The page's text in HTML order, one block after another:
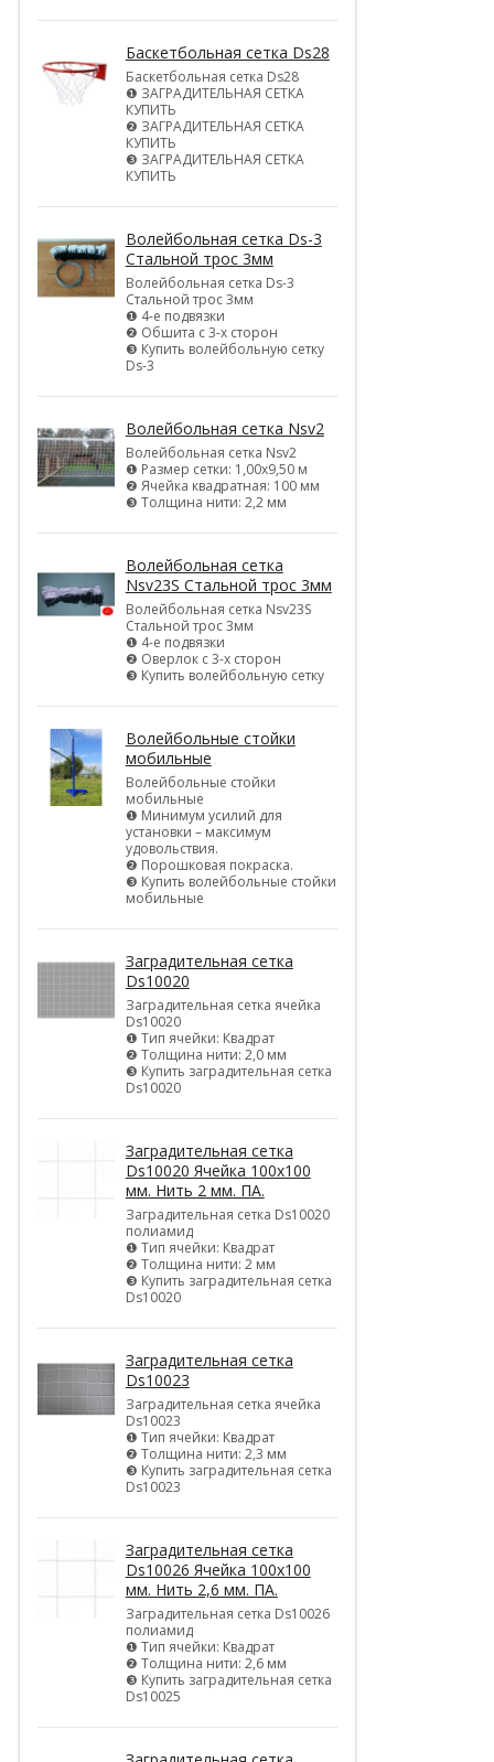
Баскетбольная сетка Ds28
Баскетбольная сетка Ds28
❶ ЗАГРАДИТЕЛЬНАЯ СЕТКА
КУПИТЬ
❷ ЗАГРАДИТЕЛЬНАЯ СЕТКА
КУПИТЬ
❸ ЗАГРАДИТЕЛЬНАЯ СЕТКА
КУПИТЬ
Волейбольная сетка Ds-3
Стальной трос 3мм
Волейбольная сетка Ds-3
Стальной трос 3мм
❶ 4-е подвязки
❷ Обшита с 3-х сторон
❸ Купить волейбольную сетку
Ds-3
Волейбольная сетка Nsv2
Волейбольная сетка Nsv2
❶ Размер сетки: 1,00х9,50 м
❷ Ячейка квадратная: 100 мм
❸ Толщина нити: 2,2 мм
Волейбольная сетка
Nsv23S Стальной трос 3мм
Волейбольная сетка Nsv23S
Стальной трос 3мм
❶ 4-е подвязки
❷ Оверлок с 3-х сторон
❸ Купить волейбольную сетку
Волейбольные стойки
мобильные
Волейбольные стойки
мобильные
❶ Минимум усилий для
установки – максимум
удовольствия.
❷ Порошковая покраска.
❸ Купить волейбольные стойки
мобильные
Заградительная сетка
Ds10020
Заградительная сетка ячейка
Ds10020
❶ Тип ячейки: Квадрат
❷ Толщина нити: 2,0 мм
❸ Купить заградительная сетка
Ds10020
Заградительная сетка
Ds10020 Ячейка 100х100
мм. Нить 2 мм. ПА.
Заградительная сетка Ds10020
полиамид
❶ Тип ячейки: Квадрат
❷ Толщина нити: 2 мм
❸ Купить заградительная сетка
Ds10020
Заградительная сетка
Ds10023
Заградительная сетка ячейка
Ds10023
❶ Тип ячейки: Квадрат
❷ Толщина нити: 2,3 мм
❸ Купить заградительная сетка
Ds10023
Заградительная сетка
Ds10026 Ячейка 100х100
мм. Нить 2,6 мм. ПА.
Заградительная сетка Ds10026
полиамид
❶ Тип ячейки: Квадрат
❷ Толщина нити: 2,6 мм
❸ Купить заградительная сетка
Ds10025